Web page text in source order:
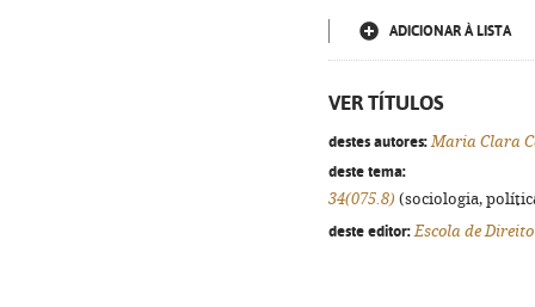
ADICIONAR À LISTA
VER TÍTULOS
destes autores: Maria Clara
deste tema:
34(075.8) (sociologia,
deste editor: Escola de